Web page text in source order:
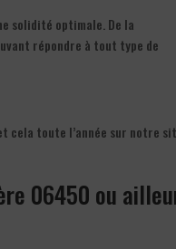
solidité optimale. De la
répondre à tout type de
cela toute l’année sur notre
06450 ou